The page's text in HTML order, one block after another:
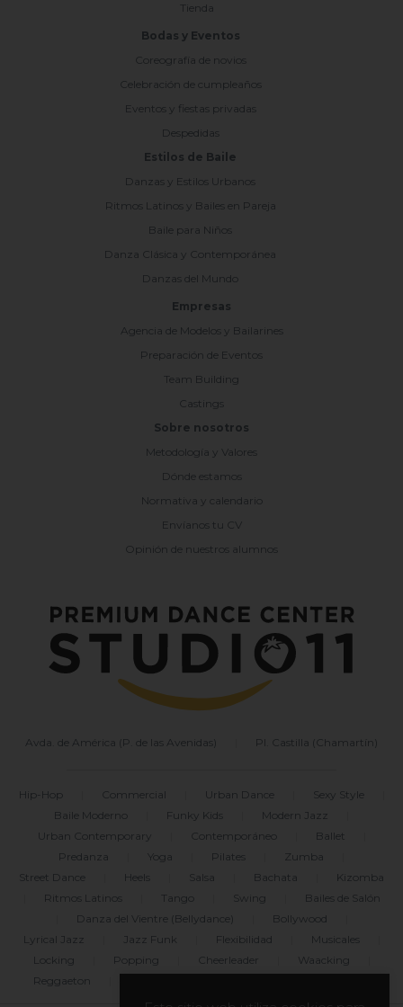
Tienda
Bodas y Eventos
Coreografía de novios
Celebración de cumpleaños
Eventos y fiestas privadas
Despedidas
Estilos de Baile
Danzas y Estilos Urbanos
Ritmos Latinos y Bailes en Pareja
Baile para Niños
Danza Clásica y Contemporánea
Danzas del Mundo
Empresas
Agencia de Modelos y Bailarines
Preparación de Eventos
Team Building
Castings
Sobre nosotros
Metodología y Valores
Dónde estamos
Normativa y calendario
Envíanos tu CV
Opinión de nuestros alumnos
Avda. de América (P. de las Avenidas) Pl. Castilla (Chamartín)
Hip-Hop Commercial Urban Dance Sexy Style
Baile Moderno
Funky Kids Modern Jazz
Urban Contemporary
Contemporáneo Ballet
Predanza
Yoga Pilates Zumba
Street Dance
Heels Salsa Bachata
Kizomba
Ritmos Latinos Tango Swing
Bailes de Salón
Danza del Vientre (Bellydance) Bollywood
Lyrical Jazz
Jazz Funk Flexibilidad Musicales
Locking
Popping Cheerleader Waacking
Reggaeton